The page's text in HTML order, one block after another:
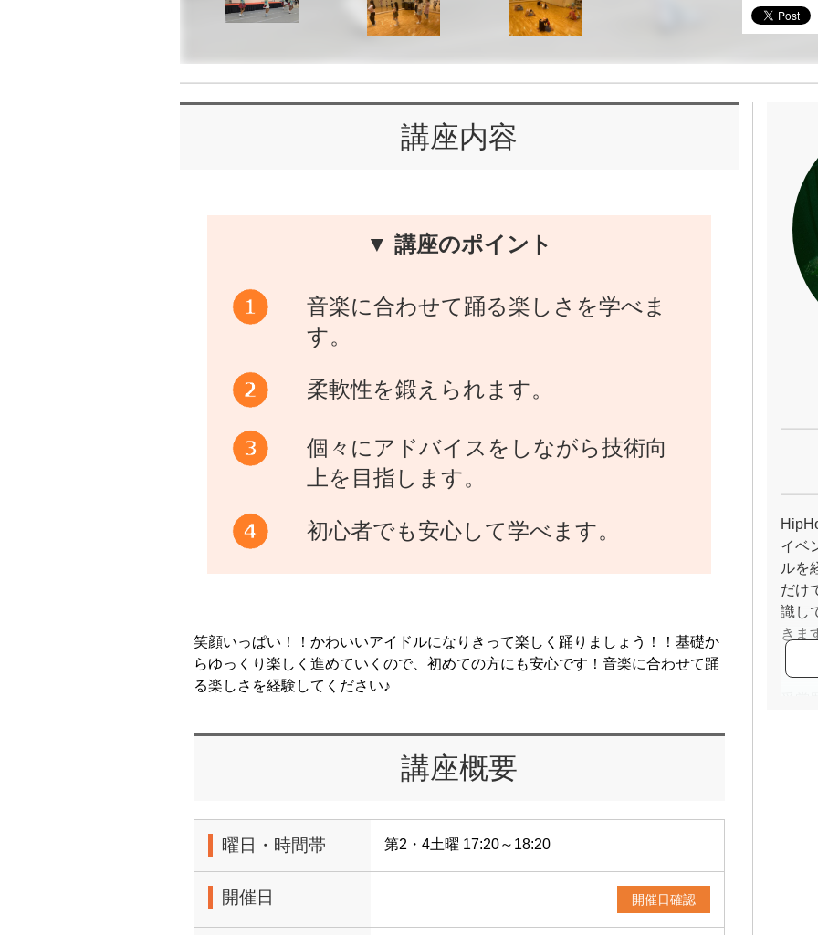
講座内容
▼ 講座のポイント
音楽に合わせて踊る楽しさを学べま
す。
柔軟性を鍛えられます。
個々にアドバイスをしながら技術向
上を目指します。
初心者でも安心して学べます。
笑顔いっぱい！！かわいいアイドルになりきって楽しく踊りましょう！！基礎か
らゆっくり楽しく進めていくので、初めての方にも安心です！音楽に合わせて踊
る楽しさを経験してください♪
講座概要
曜日・時間帯 第2・4土曜 17:20～18:20
開催日 開催日確認
イベ
ルを
だけ
識し
きま